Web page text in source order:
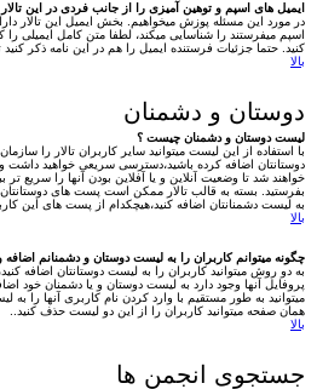
ایمیل های اسپم و توهین آمیزی را از جانب فردی در این
در مورد این مسئله پوزش میخواهیم. بخش ایمیل این تالار
اسپم میفرستند را شناسایی میکند، لطفا متن کامل ایمیلی را
کنید. حتما جزئیات فرستنده ایمیل را هم در این نامه ذکر کنید
بالا
دوستان و دشمنان
لیست دوستان و دشمنان چیست ؟
با استفاده از این لیست میتوانید سایر کاربران تالار را
دوستانتان اضافه کرده باشید،دسترسی سریعی خواهید داشت و
خواهند شد تا وضعیت آنلاین و یا آفلاین بودن آنها را سریع تر
بفرستید. بسته به قالب تالار ممکن است پست های
به لیست دشمنانتان اضافه کنید،هیچکدام از پست های این
بالا
چگونه میتوانم کاربران را به لیست دوستان و دشمنانم
به دو روش میتوانید کاربران را به لیست دوستانتان اضافه
پروفایل آنها وجود دارد به لیست دوستان و یا دشمنان خود
میتوانید به طور مستقیم با وارد کردن نام کاربری آنها را به
همان صفحه میتوانید کاربران را از این دو لیست حذف کنید..
بالا
جستجوی انجمن ها